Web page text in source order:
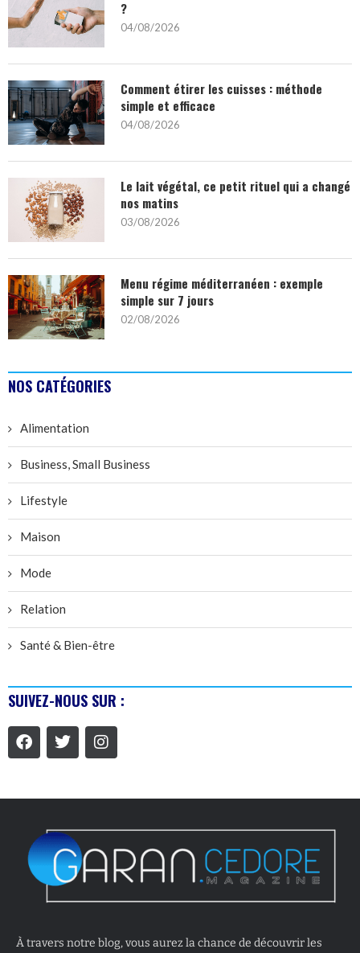
?
04/08/2026
Comment étirer les cuisses : méthode
simple et efficace
04/08/2026
Le lait végétal, ce petit rituel qui a changé
nos matins
03/08/2026
Menu régime méditerranéen : exemple
simple sur 7 jours
02/08/2026
NOS CATÉGORIES
Alimentation
Business, Small Business
Lifestyle
Maison
Mode
Relation
Santé & Bien-être
SUIVEZ-NOUS SUR :
À travers notre blog, vous aurez la chance de découvrir les